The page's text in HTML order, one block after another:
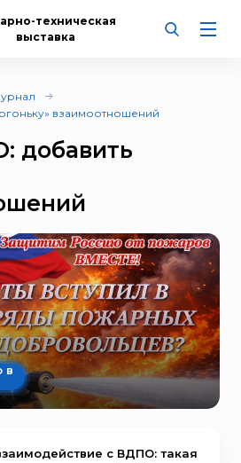
техническая
выставка
взаимоотношений
добавить
в
с ВДПО: такая